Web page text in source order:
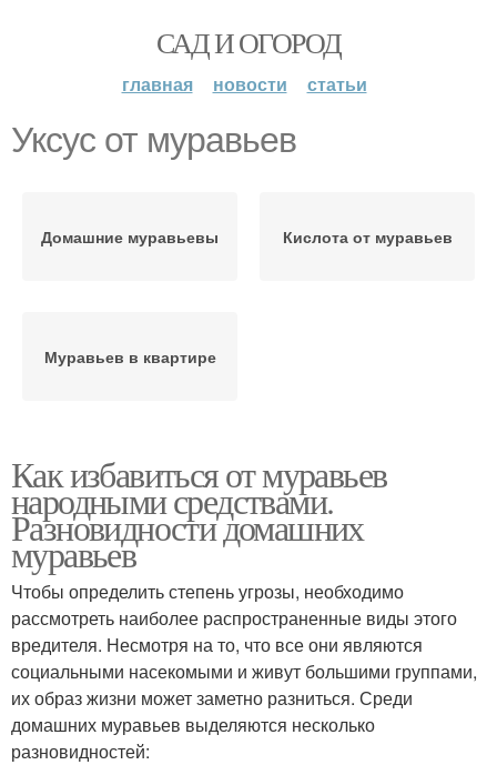
САД И ОГОРОД
главная новости статьи
Уксус от муравьев
Домашние муравьевы Кислота от муравьев
Муравьев в квартире
Как избавиться от муравьев
народными средствами.
Разновидности домашних
муравьев
Чтобы определить степень угрозы, необходимо
рассмотреть наиболее распространенные виды этого
вредителя. Несмотря на то, что все они являются
социальными насекомыми и живут большими группами,
их образ жизни может заметно разниться. Среди
домашних муравьев выделяются несколько
разновидностей: